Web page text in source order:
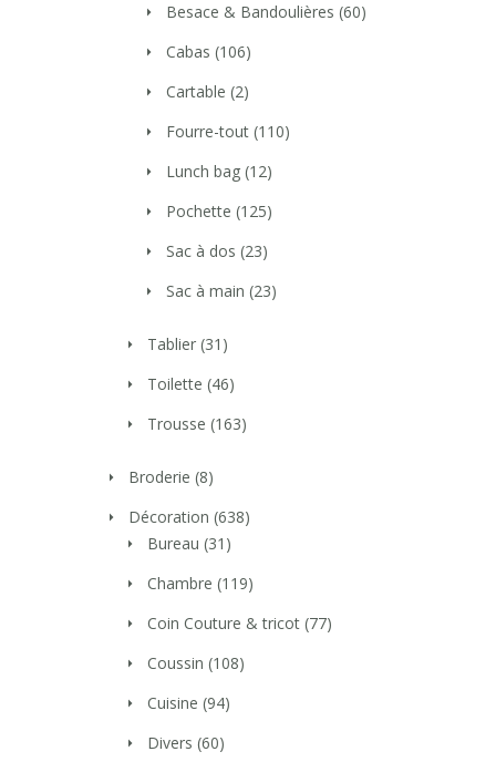
Besace & Bandoulières (60)
Cabas (106)
Cartable (2)
Fourre-tout (110)
Lunch bag (12)
Pochette (125)
Sac à dos (23)
Sac à main (23)
Tablier (31)
Toilette (46)
Trousse (163)
Broderie (8)
Décoration (638)
Bureau (31)
Chambre (119)
Coin Couture & tricot (77)
Coussin (108)
Cuisine (94)
Divers (60)